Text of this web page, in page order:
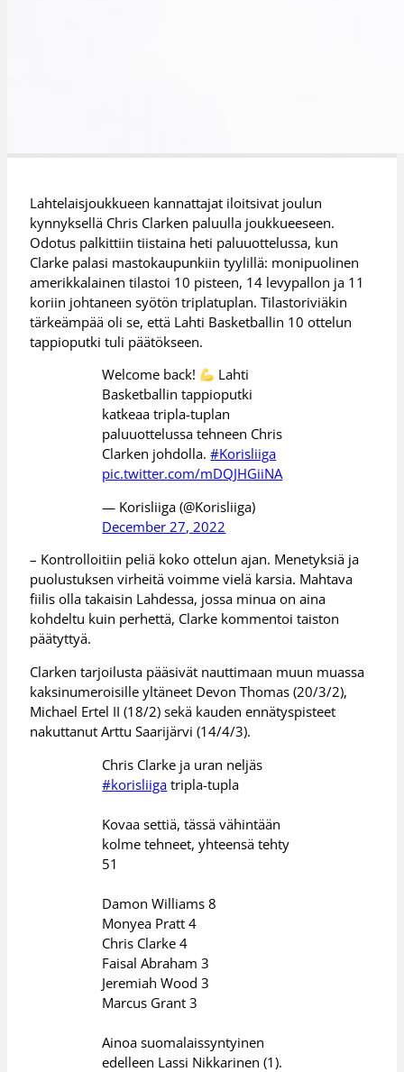
Lahtelaisjoukkueen kannattajat iloitsivat joulun
kynnyksellä Chris Clarken paluulla joukkueeseen.
Odotus palkittiin tiistaina heti paluuottelussa, kun
Clarke palasi mastokaupunkiin tyylillä: monipuolinen
amerikkalainen tilastoi 10 pisteen, 14 levypallon ja 11
koriin johtaneen syötön triplatuplan. Tilastoriviäkin
tärkeämpää oli se, että Lahti Basketballin 10 ottelun
tappioputki tuli päätökseen.
Welcome back!
Lahti
Basketballin tappioputki
katkeaa tripla-tuplan
paluuottelussa tehneen Chris
Clarken johdolla.#Korisliiga
pic.twitter.com/mDQJHGiiNA
— Korisliiga (@Korisliiga)
December 27, 2022
– Kontrolloitiin peliä koko ottelun ajan. Menetyksiä ja
puolustuksen virheitä voimme vielä karsia. Mahtava
fiilis olla takaisin Lahdessa, jossa minua on aina
kohdeltu kuin perhettä, Clarke kommentoi taiston
päätyttyä.
Clarken tarjoilusta pääsivät nauttimaan muun muassa
kaksinumeroisille yltäneet Devon Thomas (20/3/2),
Michael Ertel II (18/2) sekä kauden ennätyspisteet
nakuttanut Arttu Saarijärvi (14/4/3).
Chris Clarke ja uran neljäs
#korisliiga tripla-tupla
Kovaa settiä, tässä vähintään
kolme tehneet, yhteensä tehty
51
Damon Williams 8
Monyea Pratt 4
Chris Clarke 4
Faisal Abraham 3
Jeremiah Wood 3
Marcus Grant 3
Ainoa suomalaissyntyinen
edelleen Lassi Nikkarinen (1).